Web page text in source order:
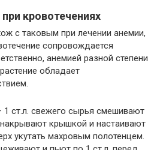
кровотечениях
с таковым при лечении анемии,
сопровождается
анемией разной степени
обладает
1 ст.л. свежего сырья смешивают
крышкой и настаивают
укутать махровым полотенцем.